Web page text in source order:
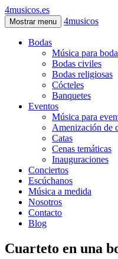
4musicos.es
Mostrar menu 4musicos
Bodas
Música para
Bodas civiles
Bodas religiosas
Cócteles
Banquetes
Eventos
Música para
Amenización de
Catas
Cenas temáticas
Inauguraciones
Conciertos
Escúchanos
Música a medida
Nosotros
Contacto
Blog
Cuarteto en una